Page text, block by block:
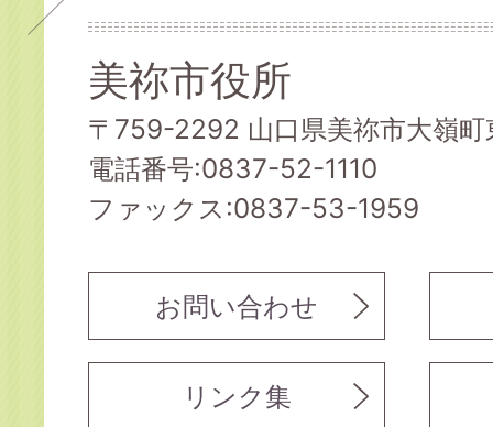
美祢市役所
〒759-2292 山口県美祢市大嶺
電話番号:0837-52-1110
ファックス:0837-53-1959
お問い合わせ
リンク集